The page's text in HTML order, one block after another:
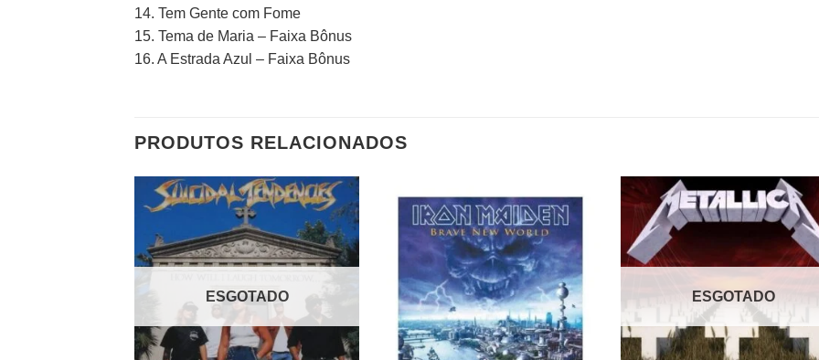
14. Tem Gente com Fome
15. Tema de Maria – Faixa Bônus
16. A Estrada Azul – Faixa Bônus
PRODUTOS RELACIONADOS
Adicionar
a lista de
desejos
ESGOTADO
Adicionar
a lista de
desejos
a lista
ESGOTADO